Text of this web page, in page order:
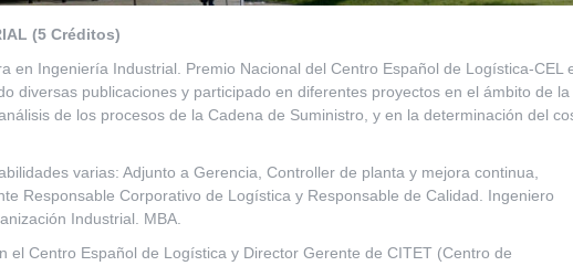
(5 Créditos)
en Ingeniería Industrial. Premio Nacional del Centro Español de Logística-CEL
diversas publicaciones y participado en diferentes proyectos en el ámbito de la
de los procesos de la Cadena de Suministro, y en la determinación del
varias: Adjunto a Gerencia, Controller de planta y mejora continua,
Responsable Corporativo de Logística y Responsable de Calidad. Ingeniero
Industrial. MBA.
el Centro Español de Logística y Director Gerente de CITET (Centro de